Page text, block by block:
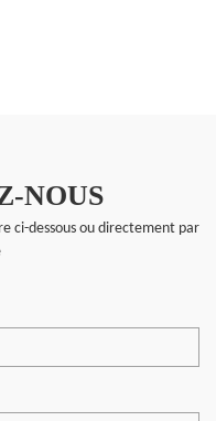
NOUS
ci-dessous ou directement par